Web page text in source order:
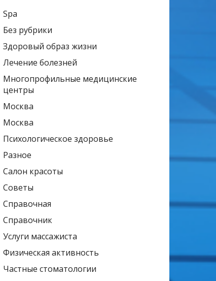
Spa
Без рубрики
Здоровый образ жизни
Лечение болезней
Многопрофильные медицинские
центры
Москва
Москва
Психологическое здоровье
Разное
Салон красоты
Советы
Справочная
Справочник
Услуги массажиста
Физическая активность
Частные стоматологии